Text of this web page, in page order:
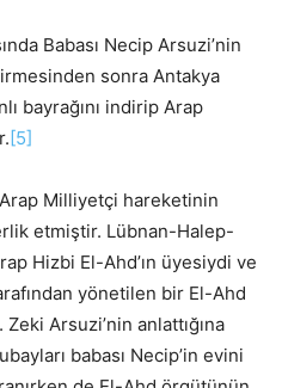
Babası Necip Arsuzi’nin
sonra Antakya
bayrağını indirip Arap
[5]
Milliyetçi hareketinin
etmiştir. Lübnan-Halep-
Hizbi El-Ahd’ın üyesiydi ve
yönetilen bir El-Ahd
Arsuzi’nin anlattığına
babası Necip’in evini